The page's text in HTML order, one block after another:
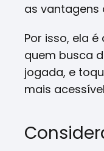
as vantagens
Por isso, ela
quem busca
jogada, e
mais